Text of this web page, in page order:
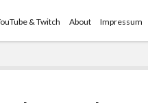
& Twitch About Impressum